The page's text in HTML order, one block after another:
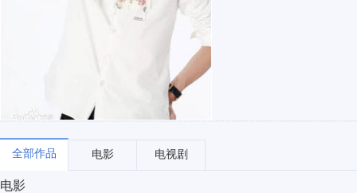
全部作品 电影 电视剧
电影